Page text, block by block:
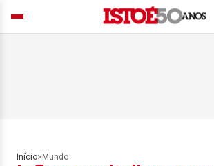
Início> Mundo